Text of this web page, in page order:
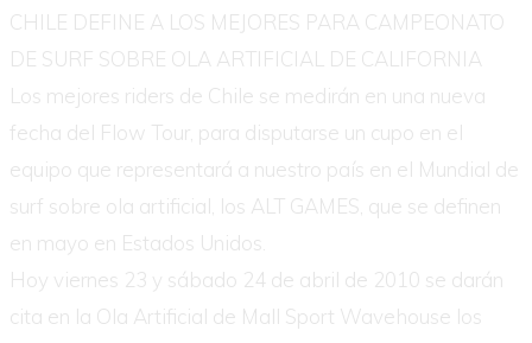
CHILE DEFINE A LOS MEJORES PARA CAMPEONATO
DE SURF SOBRE OLA ARTIFICIAL DE CALIFORNIA
Los mejores riders de Chile se medirán en una nueva
fecha del Flow Tour, para disputarse un cupo en el
equipo que representará a nuestro país en el Mundial de
surf sobre ola artificial, los ALT GAMES, que se definen
en mayo en Estados Unidos.
Hoy viernes 23 y sábado 24 de abril de 2010 se darán
cita en la Ola Artificial de Mall Sport Wavehouse los